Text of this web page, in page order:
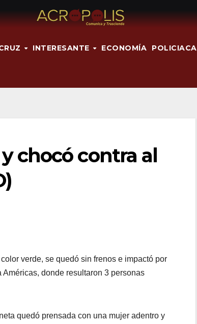
INTERESANTE ECONOMÍA POLICIACA
chocó contra al
verde, se quedó sin frenos e impactó por
donde resultaron 3 personas
quedó prensada con una mujer adentro y